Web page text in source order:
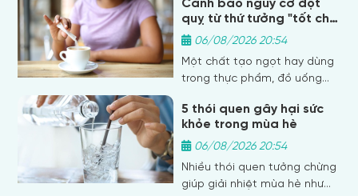
và dái tai” để chữa đột quỵ.
Đáng lo ngại là nhiều người
tin tưởng và cho rằng đây là
một cách đơn giản để cứu
người.
Cảnh báo nguy cơ đột
quỵ từ thứ tưởng "tốt cho
sức khỏe"
06/08/2026 20:54
Một chất tạo ngọt hay dùng
trong thực phẩm, đồ uống
nguy cơ đột quỵ và cả nhồi
máu cơ tim, theo nghiên cứu
mới.
5 thói quen gây hại sức
khỏe trong mùa hè
06/08/2026 20:54
Nhiều thói quen tưởng chừng
giúp giải nhiệt mùa hè như